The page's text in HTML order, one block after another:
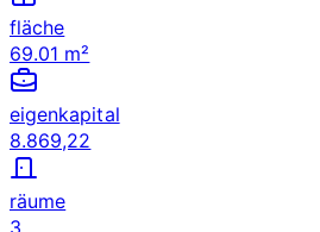
fläche
69.01 m²
eigenkapital
8.869,22
räume
3